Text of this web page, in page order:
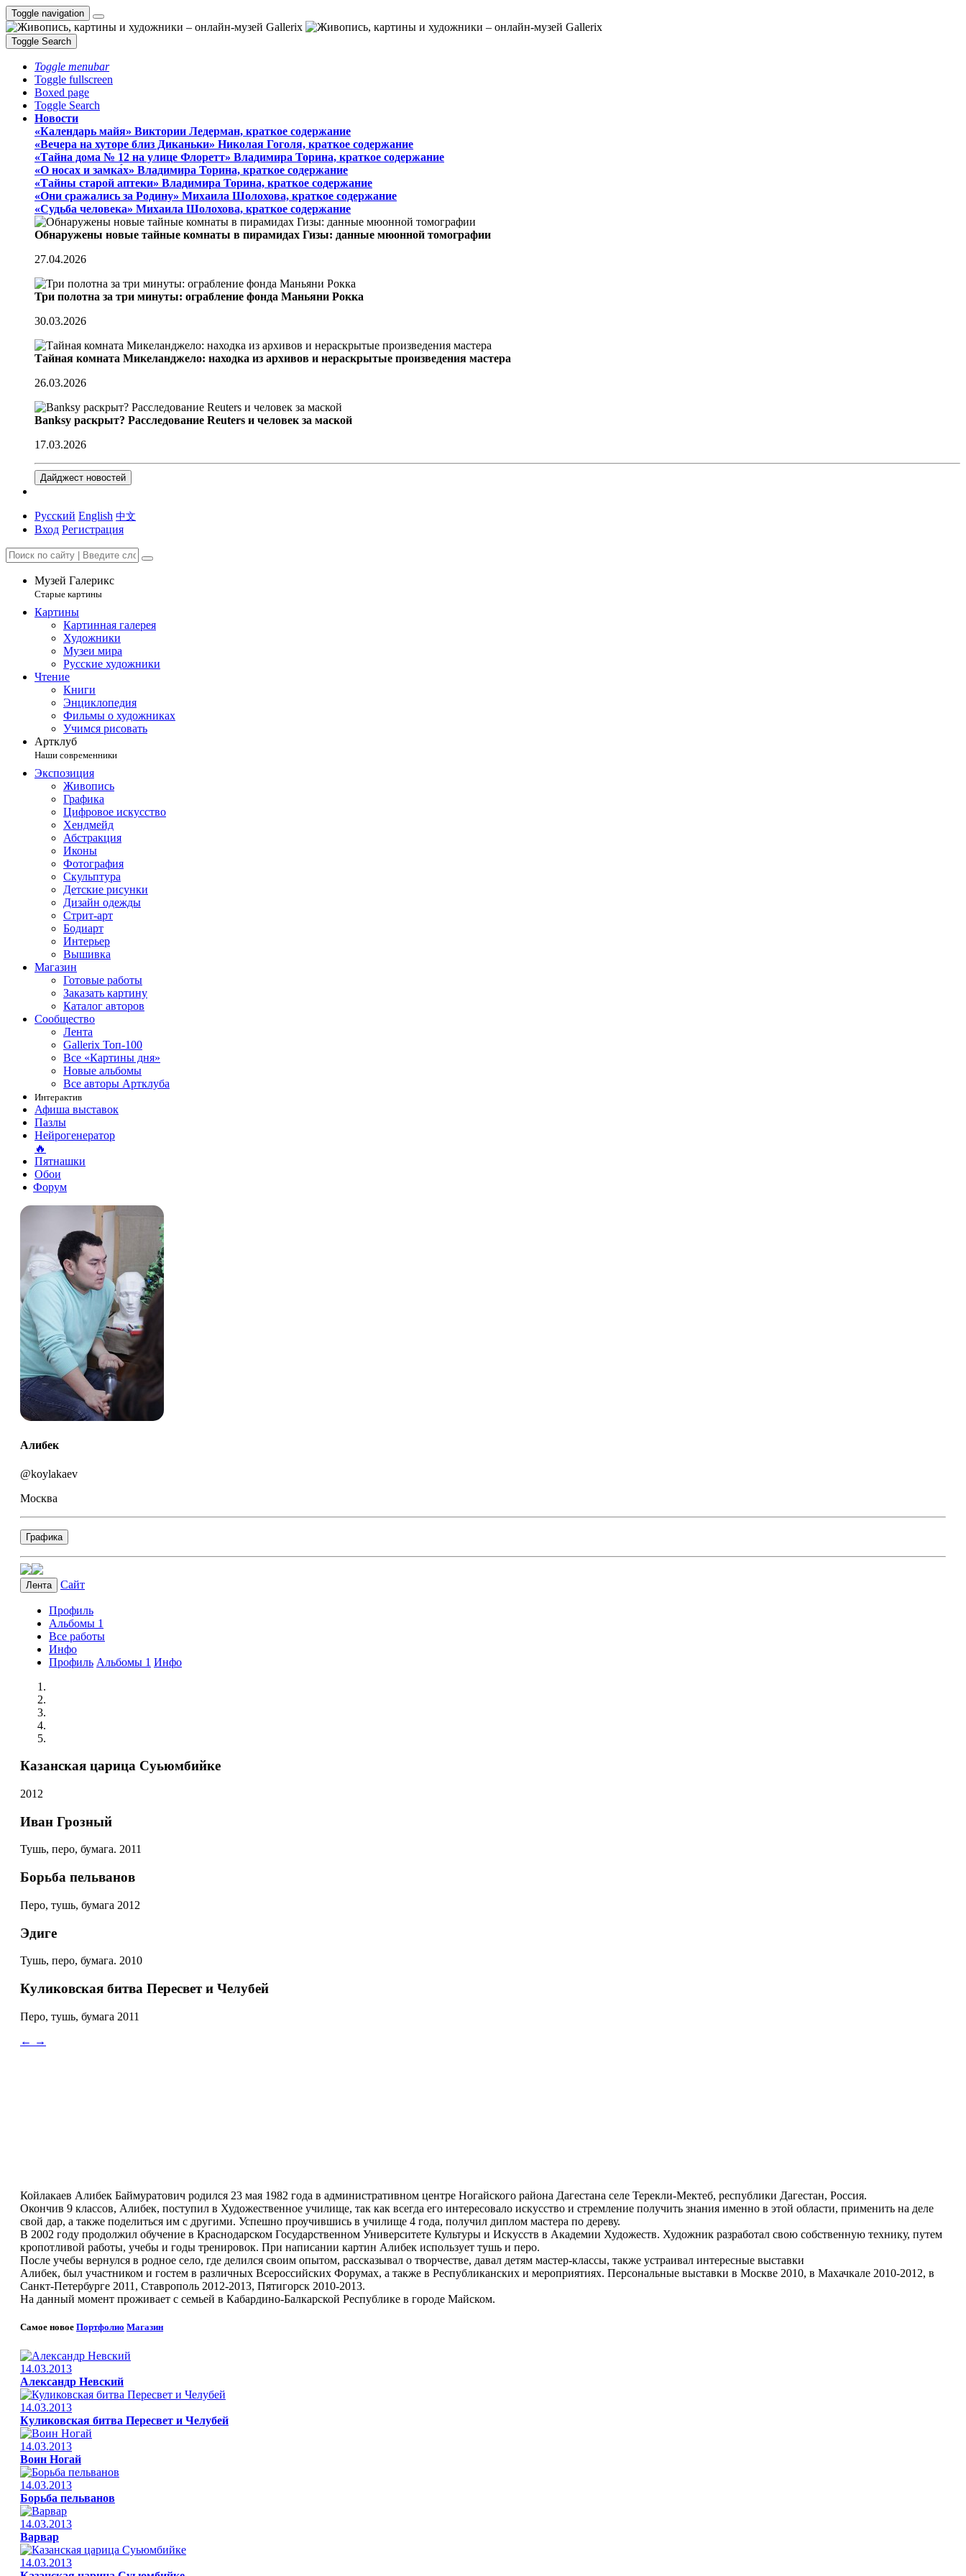
Toggle navigation
Toggle Search
Toggle menubar
Toggle fullscreen
Boxed page
Toggle Search
Новости
«Календарь майя» Виктории Ледерман, краткое содержание
«Вечера на хуторе близ Диканьки» Николая Гоголя, краткое содержание
«Тайна дома № 12 на улице Флоретт» Владимира Торина, краткое содержание
«О носах и замка́х» Владимира Торина, краткое содержание
«Тайны старой аптеки» Владимира Торина, краткое содержание
«Они сражались за Родину» Михаила Шолохова, краткое содержание
«Судьба человека» Михаила Шолохова, краткое содержание
Обнаружены новые тайные комнаты в пирамидах Гизы: данные мюонной томографии
27.04.2026
Три полотна за три минуты: ограбление фонда Маньяни Рокка
30.03.2026
Тайная комната Микеланджело: находка из архивов и нераскрытые произведения мастера
26.03.2026
Banksy раскрыт? Расследование Reuters и человек за маской
17.03.2026
Дайджест новостей
Русский English 中文
Вход Регистрация
Музей Галерикс
Старые картины
Картины
Картинная галерея
Художники
Музеи мира
Русские художники
Чтение
Книги
Энциклопедия
Фильмы о художниках
Учимся рисовать
Артклуб
Наши современники
Экспозиция
Живопись
Графика
Цифровое искусство
Хендмейд
Абстракция
Иконы
Фотография
Скульптура
Детские рисунки
Дизайн одежды
Стрит-арт
Бодиарт
Интерьер
Вышивка
Магазин
Готовые работы
Заказать картину
Каталог авторов
Сообщество
Лента
Gallerix Топ-100
Все «Картины дня»
Новые альбомы
Все авторы Артклуба
Интерактив
Афиша выставок
Пазлы
Нейрогенератор
🔥
Пятнашки
Обои
Форум
Алибек
@koylakaev
Москва
Графика
Лента Сайт
Профиль
Альбомы 1
Все работы
Инфо
Профиль Альбомы 1 Инфо
Казанская царица Суьюмбийке
2012
Иван Грозный
Тушь, перо, бумага. 2011
Борьба пельванов
Перо, тушь, бумага 2012
Эдиге
Тушь, перо, бумага. 2010
Куликовская битва Пересвет и Челубей
Перо, тушь, бумага 2011
← →
Койлакаев Алибек Баймуратович родился 23 мая 1982 года в административном центре Ногайского района Дагестана селе Терекли-Мектеб, республики Дагестан, Россия.
Окончив 9 классов, Алибек, поступил в Художественное училище, так как всегда его интересовало искусство и стремление получить знания именно в этой области, применить на деле
свой дар, а также поделиться им с другими. Успешно проучившись в училище 4 года, получил диплом мастера по дереву.
В 2002 году продолжил обучение в Краснодарском Государственном Университете Культуры и Искусств в Академии Художеств. Художник разработал свою собственную технику, путем
кропотливой работы, учебы и годы тренировок. При написании картин Алибек использует тушь и перо.
После учебы вернулся в родное село, где делился своим опытом, рассказывал о творчестве, давал детям мастер-классы, также устраивал интересные выставки
Алибек, был участником и гостем в различных Всероссийских Форумах, а также в Республиканских и мероприятиях. Персональные выставки в Москве 2010, в Махачкале 2010-2012, в
Санкт-Петербурге 2011, Ставрополь 2012-2013, Пятигорск 2010-2013.
На данный момент проживает с семьей в Кабардино-Балкарской Республике в городе Майском.
Самое новое Портфолио Магазин
14.03.2013
Александр Невский
14.03.2013
Куликовская битва Пересвет и Челубей
14.03.2013
Воин Ногай
14.03.2013
Борьба пельванов
14.03.2013
Варвар
14.03.2013